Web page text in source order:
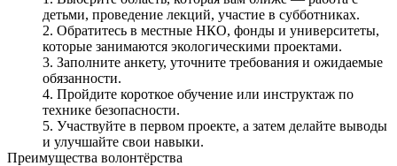
детьми, проведение лекций, участие в субботниках.
Обратитесь в местные НКО, фонды и университеты,
которые занимаются экологическими проектами.
Заполните анкету, уточните требования и ожидаемые
обязанности.
Пройдите короткое обучение или инструктаж по
технике безопасности.
Участвуйте в первом проекте, а затем делайте выводы
и улучшайте свои навыки.
Преимущества волонтёрства